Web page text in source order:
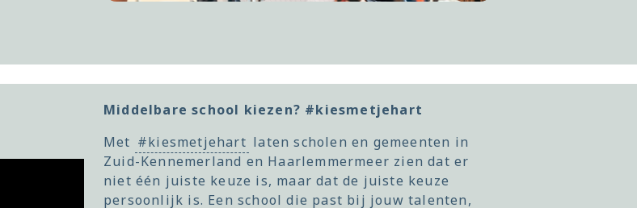
Middelbare school kiezen? #kiesmetjehart
Met #kiesmetjehart laten scholen en gemeenten in
Zuid-Kennemerland en Haarlemmermeer zien dat er
niet één juiste keuze is, maar dat de juiste keuze
persoonlijk is. Een school die past bij jouw talenten,